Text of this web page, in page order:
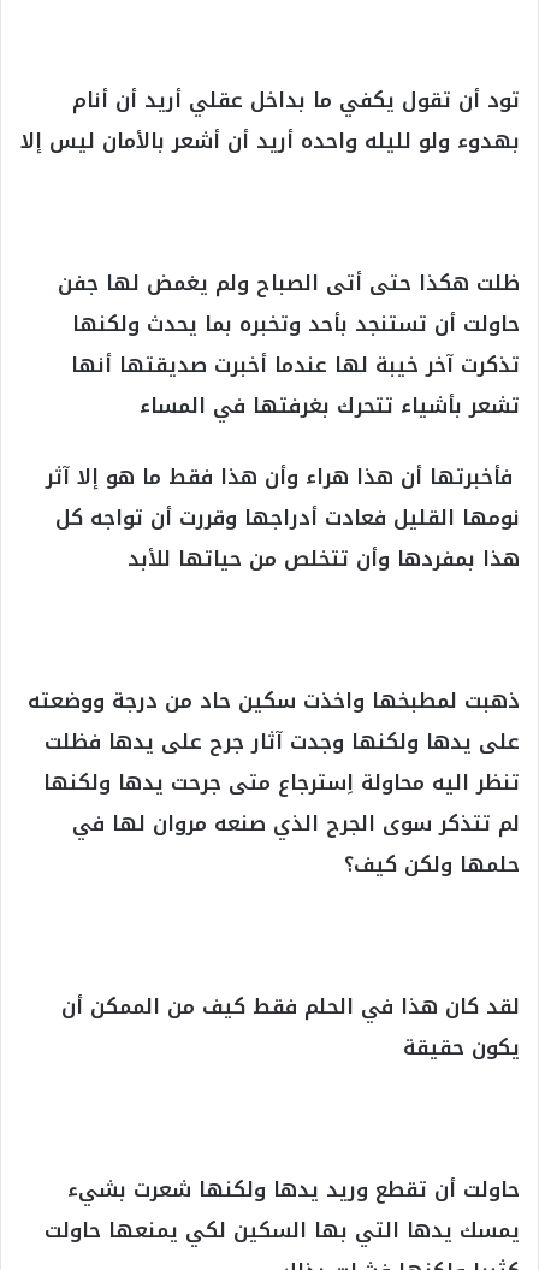
تود أن تقول يكفي ما بداخل عقلي أريد أن أنام
بهدوء ولو لليله واحده أريد أن أشعر بالأمان ليس إلا
ظلت هكذا حتى أتى الصباح ولم يغمض لها جفن
حاولت أن تستنجد بأحد وتخبره بما يحدث ولكنها
تذكرت آخر خيبة لها عندما أخبرت صديقتها أنها
تشعر بأشياء تتحرك بغرفتها في المساء
فأخبرتها أن هذا هراء وأن هذا فقط ما هو إلا آثر
نومها القليل فعادت أدراجها وقررت أن تواجه كل
هذا بمفردها وأن تتخلص من حياتها للأبد
ذهبت لمطبخها واخذت سكين حاد من درجة ووضعته
على يدها ولكنها وجدت آثار جرح على يدها فظلت
تنظر اليه محاولة اِسترجاع متى جرحت يدها ولكنها
لم تتذكر سوى الجرح الذي صنعه مروان لها في
حلمها ولكن كيف؟
لقد كان هذا في الحلم فقط كيف من الممكن أن
يكون حقيقة
حاولت أن تقطع وريد يدها ولكنها شعرت بشيء
يمسك يدها التي بها السكين لكي يمنعها حاولت